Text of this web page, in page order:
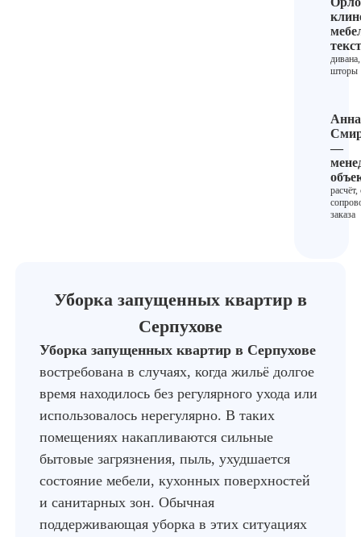
шторы
Анна
—
расчёт,
заказа
Уборка запущенных квартир в
Серпухове
Уборка запущенных квартир в Серпухове
востребована в случаях, когда жильё долгое
время находилось без регулярного ухода или
использовалось нерегулярно. В таких
помещениях накапливаются сильные
бытовые загрязнения, пыль, ухудшается
состояние мебели, кухонных поверхностей
и санитарных зон. Обычная
поддерживающая уборка в этих ситуациях